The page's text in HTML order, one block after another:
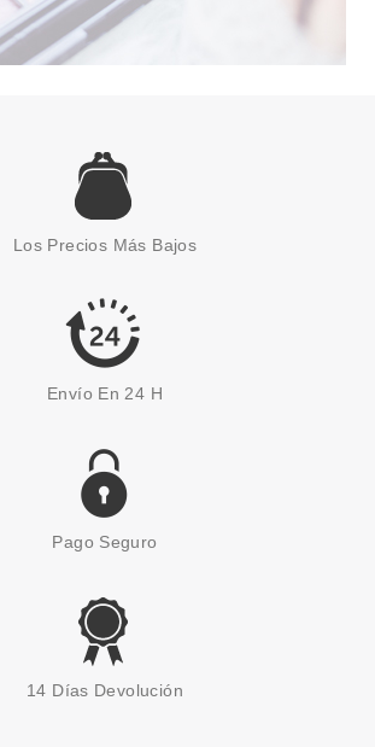
CATRICE
CATRICE PRIME AND SMOKEY
EFFECT PREBASE DE OJOS
010 5ML
3.20€
CATRICE
EYE PENCIL 090
Los Precios Más Bajos
Envío En 24 H
Pago Seguro
14 Días Devolución